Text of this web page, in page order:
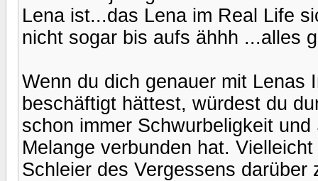
Lena ist...das Lena im Real Life
nicht sogar bis aufs ähhh ...alles
Wenn du dich genauer mit Lenas
beschäftigt hättest, würdest du
schon immer Schwurbeligkeit
Melange verbunden hat.
Schleier des Vergessens darüber